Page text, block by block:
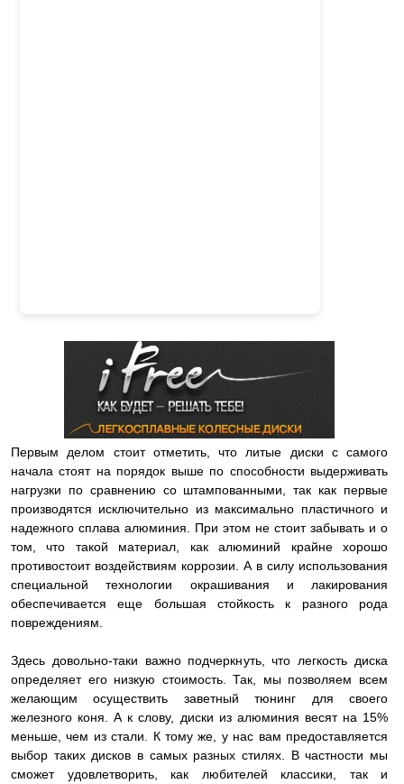
Первым делом стоит отметить, что литые диски с самого
начала стоят на порядок выше по способности выдерживать
нагрузки по сравнению со штампованными, так как первые
производятся исключительно из максимально пластичного и
надежного сплава алюминия. При этом не стоит забывать и о
том, что такой материал, как алюминий крайне хорошо
противостоит воздействиям коррозии. А в силу использования
специальной технологии окрашивания и лакирования
обеспечивается еще большая стойкость к разного рода
повреждениям.
Здесь довольно-таки важно подчеркнуть, что легкость диска
определяет его низкую стоимость. Так, мы позволяем всем
желающим осуществить заветный тюнинг для своего
железного коня. А к слову, диски из алюминия весят на 15%
меньше, чем из стали. К тому же, у нас вам предоставляется
выбор таких дисков в самых разных стилях. В частности мы
сможет удовлетворить, как любителей классики, так и